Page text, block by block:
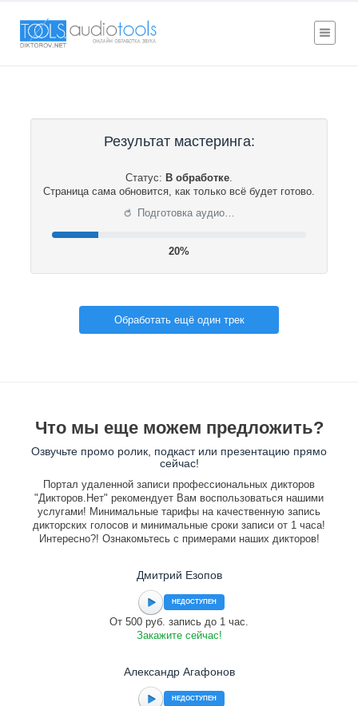
Результат мастеринга:
Статус: В обработке.
Страница сама обновится, как только всё будет готово.
⟳ Подготовка аудио…
20%
Обработать ещё один трек
Что мы еще можем предложить?
Озвучьте промо ролик, подкаст или презентацию прямо
сейчас!
Портал удаленной записи профессиональных дикторов
"Дикторов.Нет" рекомендует Вам воспользоваться нашими
услугами! Минимальные тарифы на качественную запись
дикторских голосов и минимальные сроки записи от 1 часа!
Интересно?! Ознакомьтесь с примерами наших дикторов!
Дмитрий Езопов
НЕДОСТУПЕН
От 500 руб. запись до 1 час.
Закажите сейчас!
Александр Агафонов
НЕДОСТУПЕН